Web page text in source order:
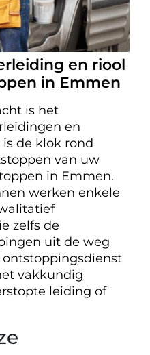
en riool
in Emmen
is het
en
de klok rond
van uw
in Emmen.
werken enkele
zelfs de
uit de weg
vakkundig
leiding of